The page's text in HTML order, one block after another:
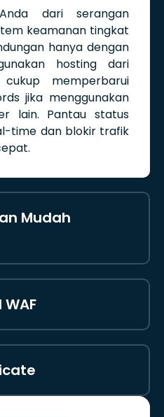
Mudah
dari serangan
keamanan tingkat
hanya dengan
hosting dari
memperbarui
jika menggunakan
lain. Pantau status
time dan blokir trafik